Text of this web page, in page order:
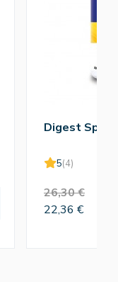
Digest
5(4)
26,30 €
22,36 €